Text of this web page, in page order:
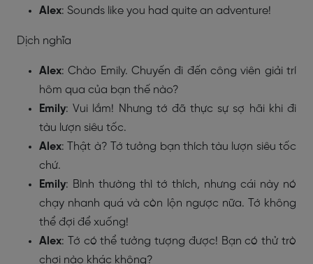
Alex: Sounds like you had quite an adventure!
Dịch nghĩa
Alex: Chào Emily. Chuyến đi đến công viên giải trí
hôm qua của bạn thế nào?
Emily: Vui lắm! Nhưng tớ đã thực sự sợ hãi khi đi
tàu lượn siêu tốc.
Alex: Thật à? Tớ tưởng bạn thích tàu lượn siêu tốc
chứ.
Emily: Bình thường thì tớ thích, nhưng cái này nó
chạy nhanh quá và còn lộn ngược nữa. Tớ không
thể đợi để xuống!
Alex: Tớ có thể tưởng tượng được! Bạn có thử trò
chơi nào khác không?